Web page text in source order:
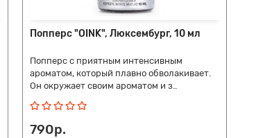
Попперс "OINK", Люксембург, 10 мл
Попперс с приятным интенсивным
ароматом, который плавно обволакивает.
Он окружает своим ароматом и з..
790р.